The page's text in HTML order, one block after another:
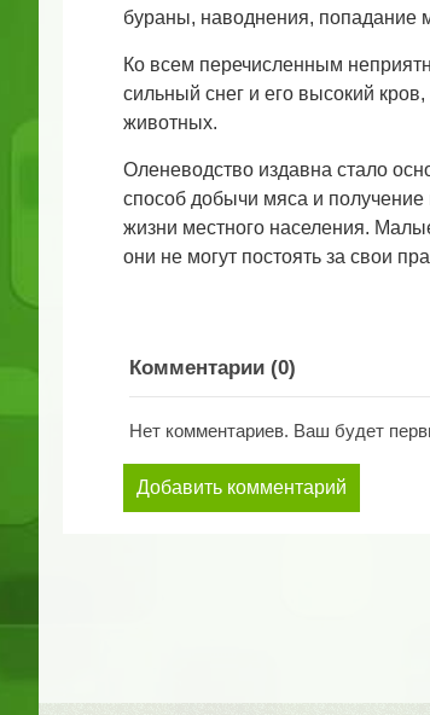
бураны, наводнения, попадание
Ко всем перечисленным
сильный снег и его высокий
животных.
Оленеводство издавна стало
способ добычи мяса и получение
жизни местного населения.
они не могут постоять за свои
Комментарии (0)
Нет комментариев. Ваш будет
Добавить комментарий